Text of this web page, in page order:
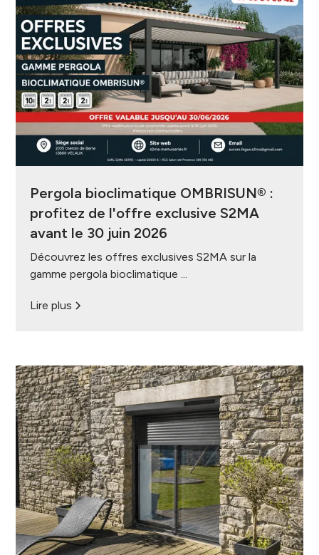
Pergola bioclimatique OMBRISUN® :
profitez de l'offre exclusive S2MA
avant le 30 juin 2026
Découvrez les offres exclusives S2MA sur la
gamme pergola bioclimatique ...
Lire plus